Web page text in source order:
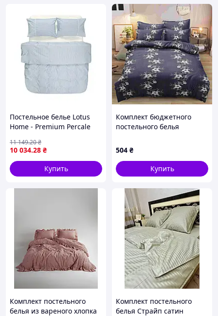
Постельное белье Lotus
Home - Premium Percale
10 034.28 ₴
11 149.20₴
Купить
Комплект бюджетного
постельного белья
Бязь (32615) вариант 01
504 ₴
Купить
Комплект постельного
белья из вареного хлопка
Комплект постельного
белья Страйп сатин